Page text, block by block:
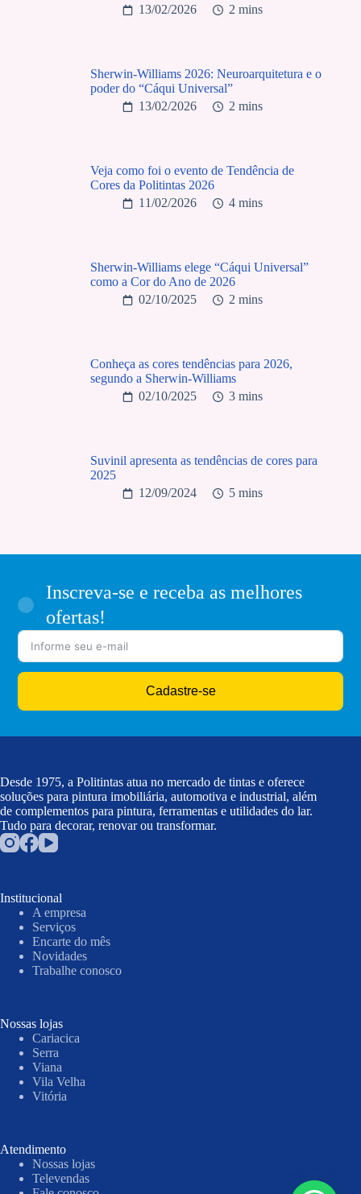
13/02/2026
2 mins
Sherwin-Williams 2026: Neuroarquitetura e o
poder do “Cáqui Universal”
13/02/2026
2 mins
Veja como foi o evento de Tendência de
Cores da Politintas 2026
11/02/2026
4 mins
Sherwin-Williams elege “Cáqui Universal”
como a Cor do Ano de 2026
02/10/2025
2 mins
Conheça as cores tendências para 2026,
segundo a Sherwin-Williams
02/10/2025
3 mins
Suvinil apresenta as tendências de cores para
2025
12/09/2024
5 mins
Inscreva-se e receba as melhores
ofertas!
Cadastre-se
Desde 1975, a Politintas atua no mercado de tintas e oferece
soluções para pintura imobiliária, automotiva e industrial, além
de complementos para pintura, ferramentas e utilidades do lar.
Tudo para decorar, renovar ou transformar.
Institucional
A empresa
Serviços
Encarte do mês
Novidades
Trabalhe conosco
Nossas lojas
Cariacica
Serra
Viana
Vila Velha
Vitória
Atendimento
Nossas lojas
Televendas